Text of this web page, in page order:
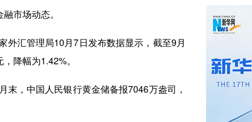
市场动态。
汇管理局10月7日发布数据显示，截至9月
降幅为1.42%。
，中国人民银行黄金储备报7046万盎司，